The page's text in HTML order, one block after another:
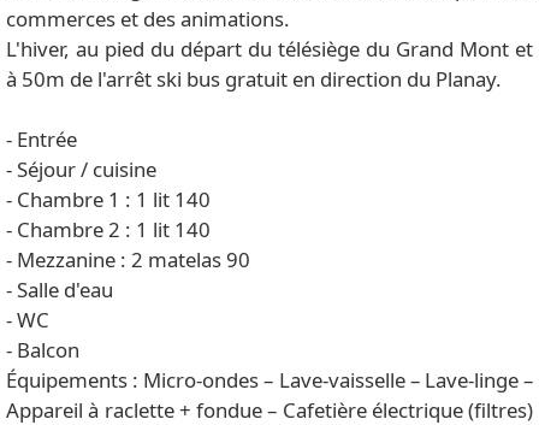
commerces et des animations.
L'hiver, au pied du départ du télésiège du Grand Mont et
à 50m de l'arrêt ski bus gratuit en direction du Planay.
- Entrée
- Séjour / cuisine
- Chambre 1 : 1 lit 140
- Chambre 2 : 1 lit 140
- Mezzanine : 2 matelas 90
- Salle d'eau
- WC
- Balcon
Équipements : Micro-ondes – Lave-vaisselle – Lave-linge –
Appareil à raclette + fondue – Cafetière électrique (filtres)